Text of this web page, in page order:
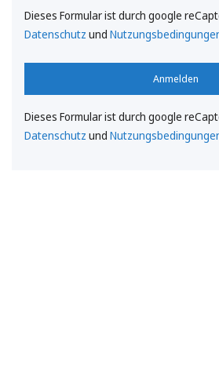
Dieses Formular ist durch google
Datenschutz und
Anmelden
Dieses Formular ist durch google
Datenschutz und